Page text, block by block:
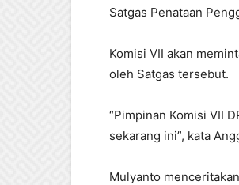
Satgas Penataan
Komisi VII akan
oleh Satgas tersebut.
“Pimpinan Komisi VII
sekarang ini”, kata
Mulyanto